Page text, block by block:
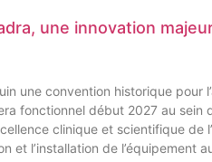
une innovation
une convention historique pour
fonctionnel début 2027 au sein
clinique et scientifique de
et l’installation de l’équipement